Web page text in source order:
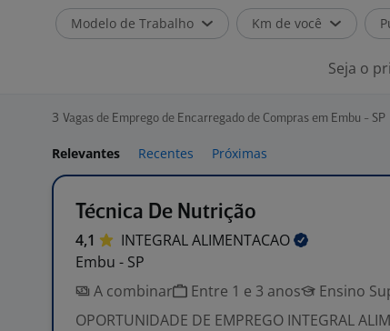
Modelo de Trabalho Km de você
Seja o
3 Vagas de Emprego de Encarregado de Compras em Embu - SP
Relevantes Recentes Próximas
Técnica De Nutrição
4,1 INTEGRALALIMENTACAO
Embu - SP
A combinar
Entre 1 e 3 anos Ensino
OPORTUNIDADE DE EMPREGO INTEGRAL